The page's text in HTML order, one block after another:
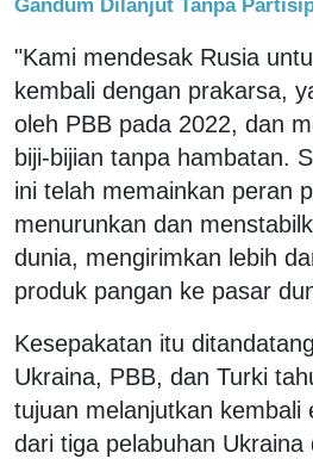
"Kami mendesak Rusia
kembali dengan prakarsa,
oleh PBB pada 2022, dan
biji-bijian tanpa hambatan.
ini telah memainkan peran
menurunkan dan
dunia, mengirimkan lebih
produk pangan ke pasar
Kesepakatan itu
Ukraina, PBB, dan Turki
tujuan melanjutkan kembali
dari tiga pelabuhan Ukraina